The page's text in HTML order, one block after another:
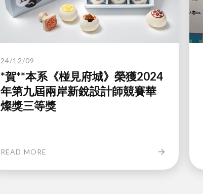
24/12/09
*賀**本系《椪見府城》榮獲2024
年第九屆兩岸新銳設計師競賽華
燦獎三等獎
READ MORE